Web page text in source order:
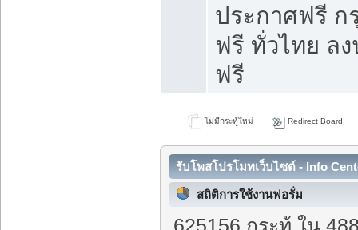
ประกาศฟรี ก
ฟรี ทั่วไทย ล
ฟรี
ไม่มีกระทู้ใหม่ Redirect Board
รับโพสโปรโมทเว็บไซต์ - Info
สถิติการใช้งานฟอรั่ม
625156 กระทู้ ใน